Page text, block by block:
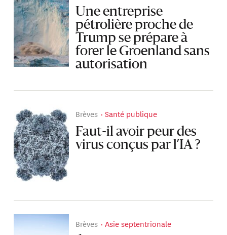
Une entreprise
pétrolière proche de
Trump se prépare à
forer le Groenland sans
autorisation
Brèves Santé publique
Faut-il avoir peur des
virus conçus par l’IA ?
Brèves Asie septentrionale